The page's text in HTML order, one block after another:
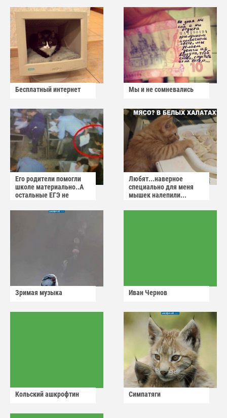
Бесплатный интернет Мы и не сомневались
Его родители помогли
школе материально..А
остальные ЕГЭ не
Любят...наверное
специально для меня
мышек налепили...
Зримая музыка Иван Чернов
Кольский ашкрофтин Симпатяги